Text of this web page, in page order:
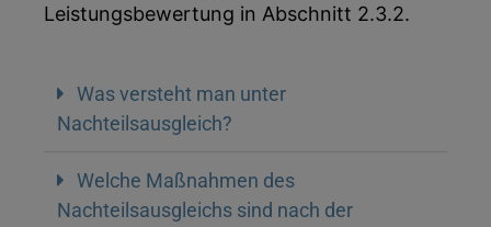
Leistungsbewertung in Abschnitt 2.3.2.
Was versteht man unter
Nachteilsausgleich?
Welche Maßnahmen des
Nachteilsausgleichs sind nach der